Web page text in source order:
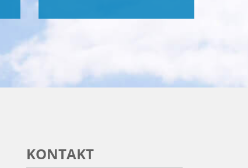
KONTAKT